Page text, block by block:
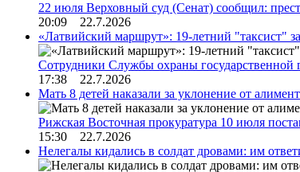
22 июля Верховный суд (Сенат) сообщил:
20:09 22.7.2026
«Латвийский маршрут»: 19-летний "таксист"
Сотрудники Службы охраны
17:38 22.7.2026
Мать 8 детей наказали за уклонение от
Рижская Восточная прокуратура 10 июля
15:30 22.7.2026
Нелегалы кидались в солдат дровами: им